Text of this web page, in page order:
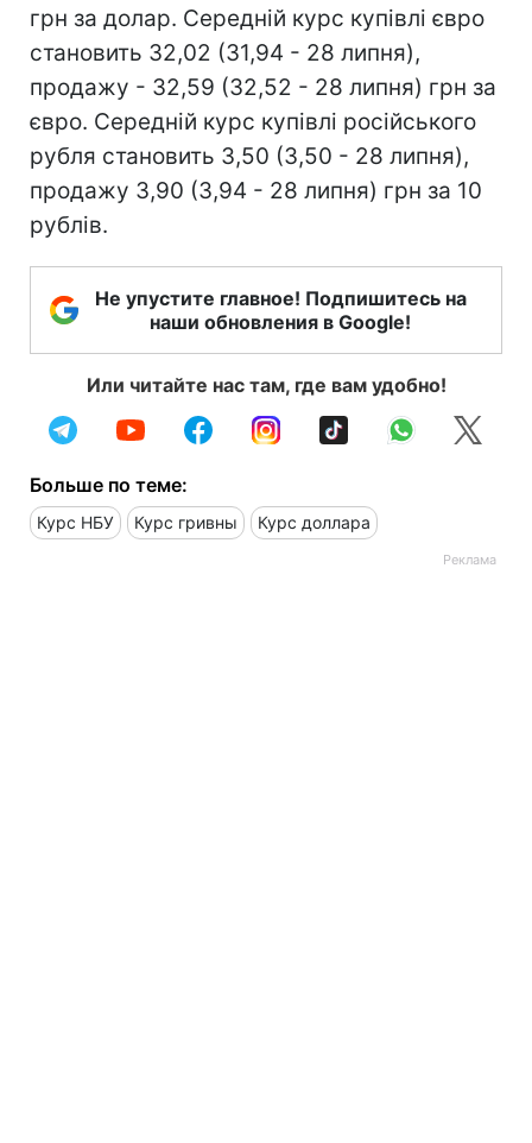
грн за долар. Середній курс купівлі євро
становить 32,02 (31,94 - 28 липня),
продажу - 32,59 (32,52 - 28 липня) грн за
євро. Середній курс купівлі російського
рубля становить 3,50 (3,50 - 28 липня),
продажу 3,90 (3,94 - 28 липня) грн за 10
рублів.
Не упустите главное! Подпишитесь на
наши обновления в Google!
Или читайте нас там, где вам удобно!
Больше по теме:
Курс НБУ Курс гривны Курс доллара